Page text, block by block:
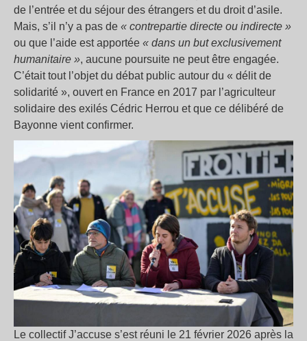
de l’entrée et du séjour des étrangers et du droit d’asile.
Mais, s’il n’y a pas de « contrepartie directe ou indirecte »
ou que l’aide est apportée « dans un but exclusivement
humanitaire », aucune poursuite ne peut être engagée.
C’était tout l’objet du débat public autour du « délit de
solidarité », ouvert en France en 2017 par l’agriculteur
solidaire des exilés Cédric Herrou et que ce délibéré de
Bayonne vient confirmer.
Le collectif J’accuse s’est réuni le 21 février 2026 après la